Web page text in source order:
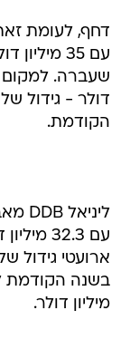
הקודמת.
עם 32.3
מיליון דולר.